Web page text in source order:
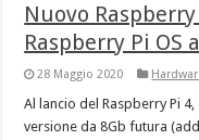
Nuovo
Raspberry Pi OS
28 Maggio 2020
Al lancio del Raspberry Pi
versione da 8Gb futura